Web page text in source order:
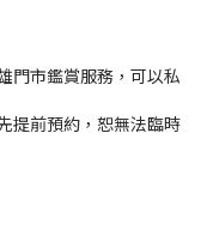
門市鑑賞服務，可以私
提前預約，恕無法臨時